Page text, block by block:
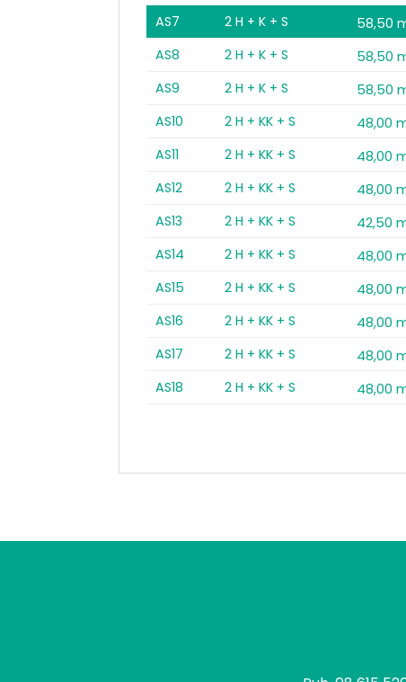
AS7
2 H + K + S 58,50
AS8
2 H + K + S 58,50
AS9
2 H + K + S 58,50
AS10
2 H + KK + S 48,00
AS11
2 H + KK + S 48,00
AS12
2 H + KK + S 48,00
AS13
2 H + KK + S 42,50
AS14
2 H + KK + S 48,00
AS15
2 H + KK + S 48,00
AS16
2 H + KK + S 48,00
AS17
2 H + KK + S 48,00
AS18
2 H + KK + S 48,00